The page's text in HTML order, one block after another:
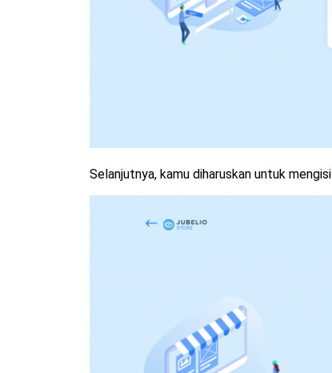
Selanjutnya, kamu diharuskan untuk mengisi